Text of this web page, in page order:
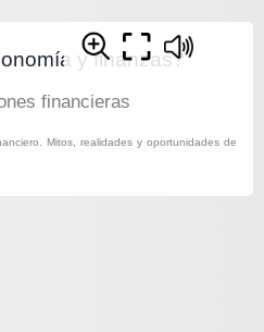
y finanzas?
financieras
Mitos, realidades y oportunidades de